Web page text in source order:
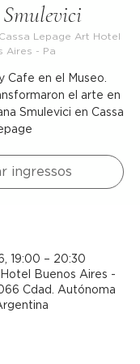
Cassa Lepage Art Hotel
Aires - Pa
Cafe en el Museo.
el arte en
Smulevici en Cassa
ingressos
19:00 – 20:30
Buenos Aires -
Cdad. Autónoma